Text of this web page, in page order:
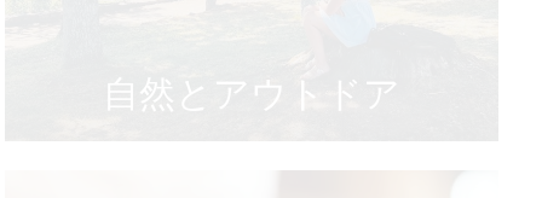
自然とアウトドア